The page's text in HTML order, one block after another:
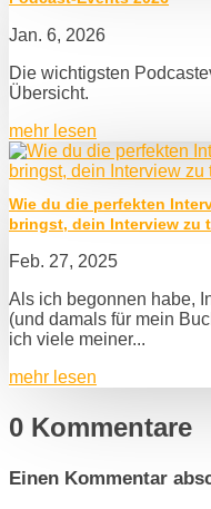
Jan. 6, 2026
Die wichtigsten
Übersicht.
mehr lesen
Wie du die perfekten
bringst, dein Interview zu
Feb. 27, 2025
Als ich begonnen habe,
(und damals für mein
ich viele meiner...
mehr lesen
0 Kommentare
Einen Kommentar